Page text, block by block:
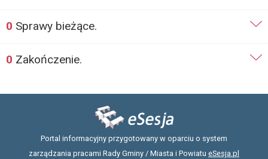
0 Sprawy bieżące.
0 Zakończenie.
Portal informacyjny przygotowany w oparciu o system
zarządzania pracami Rady Gminy / Miasta i Powiatu eSesja.pl